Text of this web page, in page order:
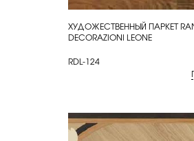
КУПИТЬ
ХУДОЖЕСТВЕННЫЙ ПАРКЕТ
DECORAZIONI LEONE
RDL-124